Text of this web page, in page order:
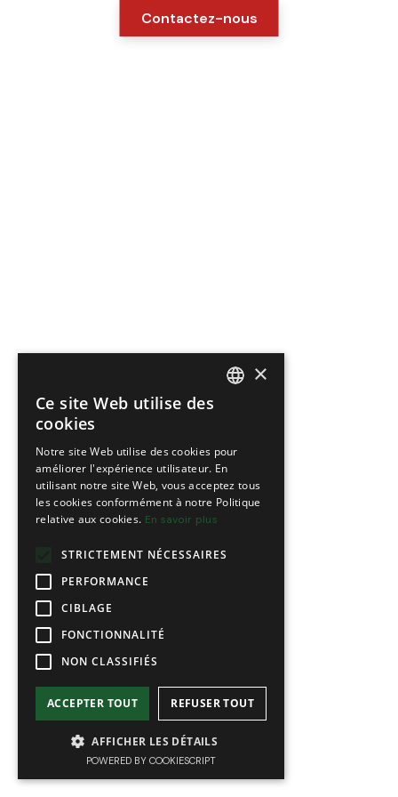
Contactez-nous
×
Ce site Web utilise des
cookies
Notre site Web utilise des cookies pour
améliorer l'expérience utilisateur. En
utilisant notre site Web, vous acceptez tous
les cookies conformément à notre Politique
relative aux cookies. En savoir plus
STRICTEMENT NÉCESSAIRES
PERFORMANCE
CIBLAGE
FONCTIONNALITÉ
NON CLASSIFIÉS
ACCEPTER TOUT REFUSER TOUT
AFFICHER LES DÉTAILS
POWERED BY COOKIESCRIPT